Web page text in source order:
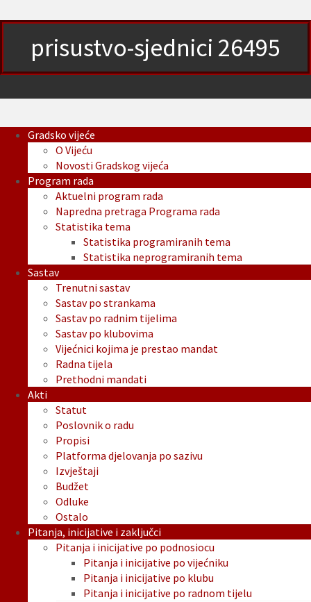
prisustvo-sjednici 26495
Gradsko vijeće
O Vijeću
Novosti Gradskog vijeća
Program rada
Aktuelni program rada
Napredna pretraga Programa rada
Statistika tema
Statistika programiranih tema
Statistika neprogramiranih tema
Sastav
Trenutni sastav
Sastav po strankama
Sastav po radnim tijelima
Sastav po klubovima
Vijećnici kojima je prestao mandat
Radna tijela
Prethodni mandati
Akti
Statut
Poslovnik o radu
Propisi
Platforma djelovanja po sazivu
Izvještaji
Budžet
Odluke
Ostalo
Pitanja, inicijative i zaključci
Pitanja i inicijative po podnosiocu
Pitanja i inicijative po vijećniku
Pitanja i inicijative po klubu
Pitanja i inicijative po radnom tijelu